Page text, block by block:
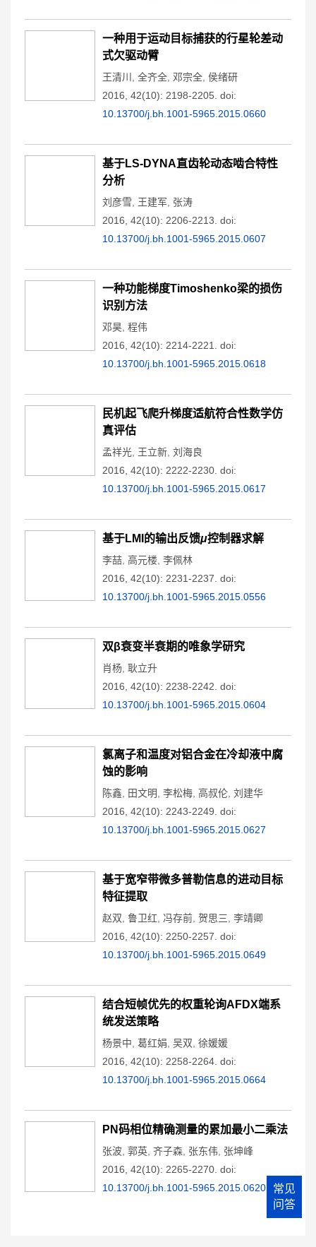
一种用于运动目标捕获的行星轮差动
式欠驱动臂
王清川 全齐全 邓宗全 侯绪研
2016, 42(10): 2198-2205. doi:
10.13700/j.bh.1001-5965.2015.0660
基于LS-DYNA直齿轮动态啮合特性
分析
刘彦雪 王建军
张涛
2016, 42(10): 2206-2213. doi:
10.13700/j.bh.1001-5965.2015.0607
一种功能梯度Timoshenko梁的损伤
识别方法
邓昊 程伟
2016, 42(10): 2214-2221.
doi:
10.13700/j.bh.1001-5965.2015.0618
民机起飞爬升梯度适航符合性数学仿
真评估
孟祥光 王立新 刘海良
2016, 42(10): 2222-2230. doi:
10.13700/j.bh.1001-5965.2015.0617
基于LMI的输出反馈μ控制器求解
李喆 高元楼 李佩林
2016, 42(10): 2231-2237. doi:
10.13700/j.bh.1001-5965.2015.0556
双β衰变半衰期的唯象学研究
肖杨 耿立升
2016, 42(10): 2238-2242. doi:
10.13700/j.bh.1001-5965.2015.0604
氯离子和温度对铝合金在冷却液中腐
蚀的影响
陈鑫 田文明 李松梅 高叔伦 刘建华
2016, 42(10): 2243-2249. doi:
10.13700/j.bh.1001-5965.2015.0627
基于宽窄带微多普勒信息的进动目标
特征提取
赵双 鲁卫红 冯存前 贺思三 李靖卿
2016, 42(10): 2250-2257. doi:
10.13700/j.bh.1001-5965.2015.0649
结合短帧优先的权重轮询AFDX端系
统发送策略
杨景中 葛红娟 吴双 徐媛媛
2016, 42(10): 2258-2264. doi:
10.13700/j.bh.1001-5965.2015.0664
PN码相位精确测量的累加最小二乘法
张波 郭英 齐子森 张东伟 张坤峰
2016, 42(10): 2265-2270. doi:
10.13700/j.bh.1001-5965.2015.0620
常见
问答